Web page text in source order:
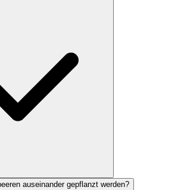
auseinander gepflanzt werden?